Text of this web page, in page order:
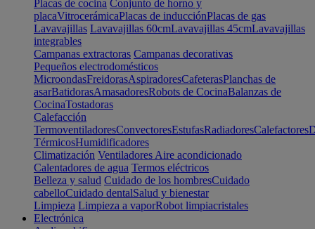
Placas de cocina Conjunto de horno y
placaVitrocerámicaPlacas de inducciónPlacas de gas
Lavavajillas Lavavajillas 60cmLavavajillas 45cmLavavajillas
integrables
Campanas extractoras Campanas decorativas
Pequeños electrodomésticos
MicroondasFreidorasAspiradoresCafeterasPlanchas de
asarBatidorasAmasadoresRobots de CocinaBalanzas de
CocinaTostadoras
Calefacción
TermoventiladoresConvectoresEstufasRadiadoresCalefactores
TérmicosHumidificadores
Climatización Ventiladores Aire acondicionado
Calentadores de agua Termos eléctricos
Belleza y salud Cuidado de los hombresCuidado
cabelloCuidado dentalSalud y bienestar
Limpieza Limpieza a vaporRobot limpiacristales
Electrónica